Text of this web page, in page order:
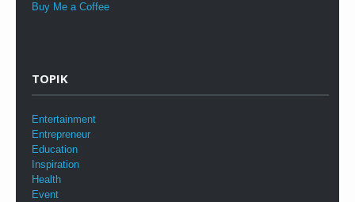
Buy Me a Coffee
TOPIK
Entertainment
Entrepreneur
Education
Inspiration
Health
Event